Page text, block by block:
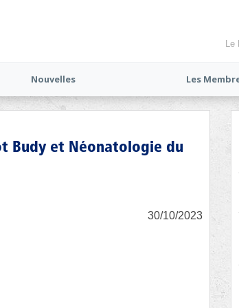
Le
Nouvelles Les
Budy et Néonatologie du
30/10/2023